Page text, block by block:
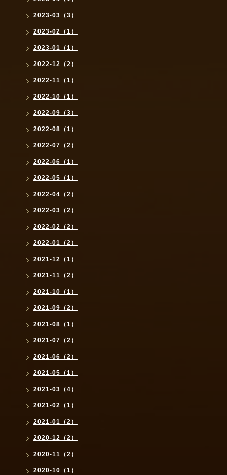
2023-03（3）
2023-02（1）
2023-01（1）
2022-12（2）
2022-11（1）
2022-10（1）
2022-09（3）
2022-08（1）
2022-07（2）
2022-06（1）
2022-05（1）
2022-04（2）
2022-03（2）
2022-02（2）
2022-01（2）
2021-12（1）
2021-11（2）
2021-10（1）
2021-09（2）
2021-08（1）
2021-07（2）
2021-06（2）
2021-05（1）
2021-03（4）
2021-02（1）
2021-01（2）
2020-12（2）
2020-11（2）
2020-10（1）